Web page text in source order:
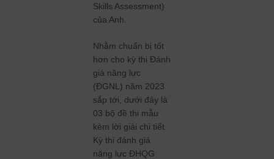
Skills Assessment)
của Anh.
Nhằm chuẩn bị tốt
hơn cho kỳ thi Đánh
giá năng lực
(ĐGNL) năm 2023
sắp tới, dưới đây là
03 bộ đề thi mẫu
kèm lời giải chi tiết
Kỳ thi đánh giá
năng lực ĐHQG